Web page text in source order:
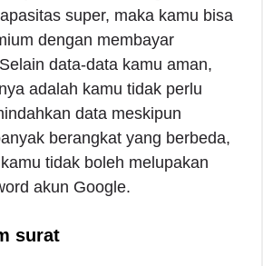
super, maka kamu bisa
dengan membayar
data-data kamu aman,
adalah kamu tidak perlu
data meskipun
berangkat yang berbeda,
tidak boleh melupakan
akun Google.
surat